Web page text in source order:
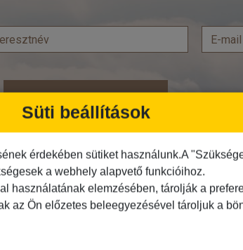
Feliratkozás
Programtípus
1 napos utak
Süti beállítások
érdekében sütiket használunk.A
a webhely alapvető funkcióihoz.
használatának elemzésében, tárolják a
az Ön előzetes beleegyezésével tároljuk a